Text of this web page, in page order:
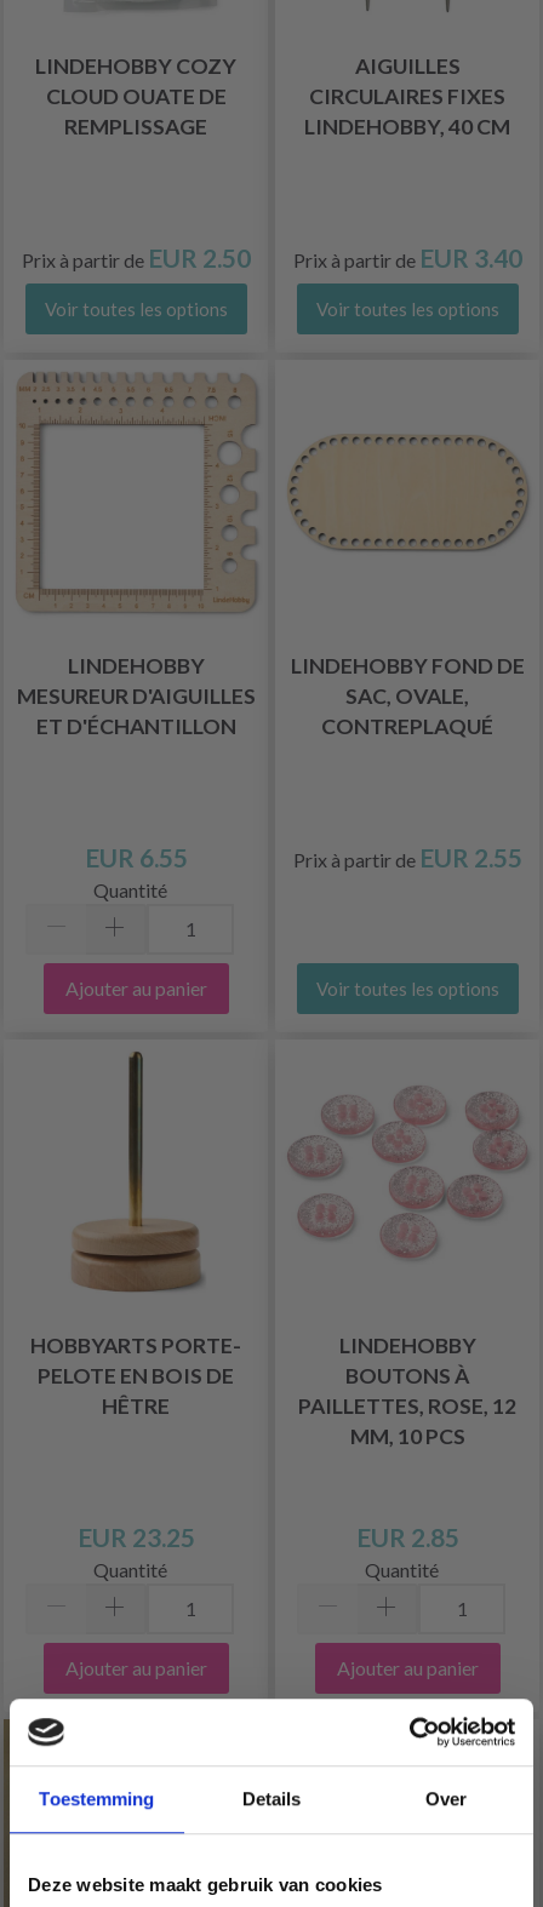
Toestemming Details Over
Deze website maakt gebruik van cookies
LINDEHOBBY COZY
CLOUD OUATE DE
REMPLISSAGE
Prix à partir de EUR 2.50
Voir toutes les options
AIGUILLES
CIRCULAIRES FIXES
LINDEHOBBY, 40 CM
Prix à partir de EUR 3.40
Voir toutes les options
LINDEHOBBY
MESUREUR D'AIGUILLES
ET D'ÉCHANTILLON
EUR 6.55
Quantité
Ajouter au panier
LINDEHOBBY FOND DE
SAC, OVALE,
CONTREPLAQUÉ
Prix à partir de EUR 2.55
Voir toutes les options
HOBBYARTS PORTE-
PELOTE EN BOIS DE
HÊTRE
EUR 23.25
Quantité
Ajouter au panier
LINDEHOBBY
BOUTONS À
PAILLETTES, ROSE, 12
MM, 10 PCS
EUR 2.85
Quantité
Ajouter au panier